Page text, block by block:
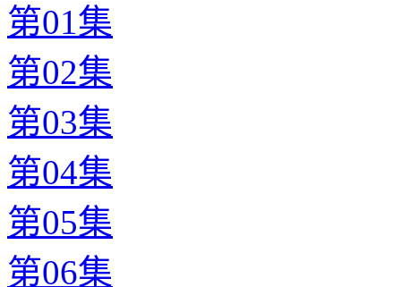
第01集
第02集
第03集
第04集
第05集
第06集